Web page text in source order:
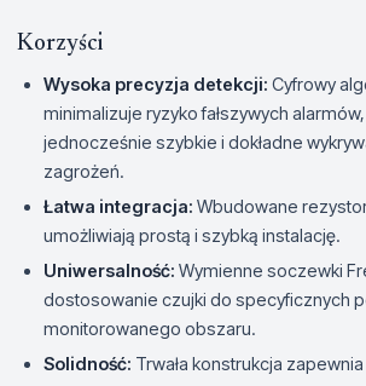
Korzyści
Wysoka precyzja detekcji: Cyfrowy
minimalizuje ryzyko fałszywych
jednocześnie szybkie i dokładne
zagrożeń.
Łatwa integracja: Wbudowane
umożliwiają prostą i szybką instalację.
Uniwersalność: Wymienne soczewki
dostosowanie czujki do specyficznych
monitorowanego obszaru.
Solidność: Trwała konstrukcja